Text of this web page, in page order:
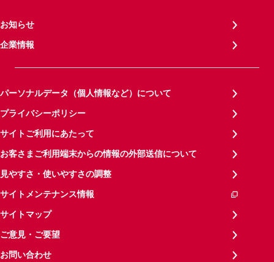
お知らせ
企業情報
パーソナルデータ（個人情報など）について
プライバシーポリシー
サイトご利用にあたって
お客さまご利用端末からの情報の外部送信について
見やすさ・使いやすさの調整
サイトメンテナンス情報
サイトマップ
ご意見・ご要望
お問い合わせ